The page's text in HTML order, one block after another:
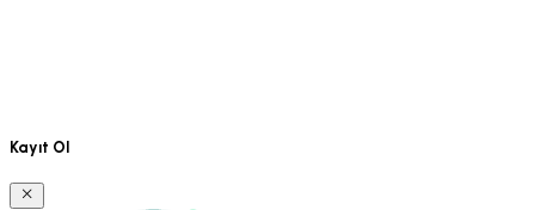
Kayıt Ol